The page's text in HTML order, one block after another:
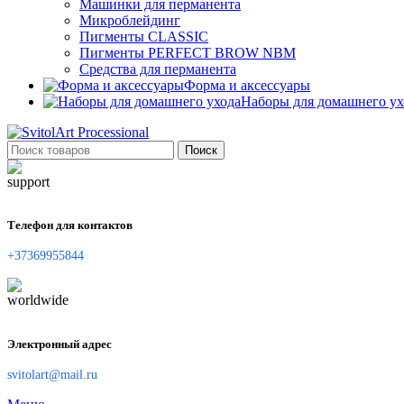
Машинки для перманента
Микроблейдинг
Пигменты CLASSIC
Пигменты PERFECT BROW NBM
Средства для перманента
Форма и аксессуары
Наборы для домашнего
Поиск
Телефон для контактов
+37369955844
Электронный адрес
svitolart@mail.ru